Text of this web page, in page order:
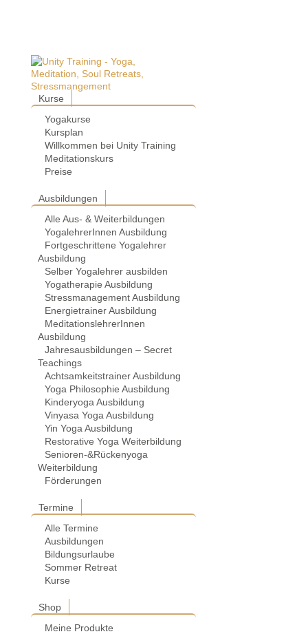
Kurse
Yogakurse
Kursplan
Willkommen bei Unity Training
Meditationskurs
Preise
Ausbildungen
Alle Aus- & Weiterbildungen
YogalehrerInnen Ausbildung
Fortgeschrittene Yogalehrer
Ausbildung
Selber Yogalehrer ausbilden
Yogatherapie Ausbildung
Stressmanagement Ausbildung
Energietrainer Ausbildung
MeditationslehrerInnen
Ausbildung
Jahresausbildungen – Secret
Teachings
Achtsamkeitstrainer Ausbildung
Yoga Philosophie Ausbildung
Kinderyoga Ausbildung
Vinyasa Yoga Ausbildung
Yin Yoga Ausbildung
Restorative Yoga Weiterbildung
Senioren-&Rückenyoga
Weiterbildung
Förderungen
Termine
Alle Termine
Ausbildungen
Bildungsurlaube
Sommer Retreat
Kurse
Shop
Meine Produkte